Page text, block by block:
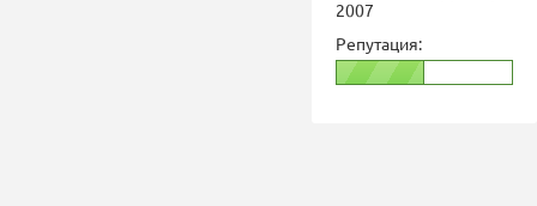
2007
Репутация: